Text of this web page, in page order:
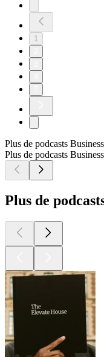
1
Plus de podcasts Business
Plus de podcasts Business
Plus de